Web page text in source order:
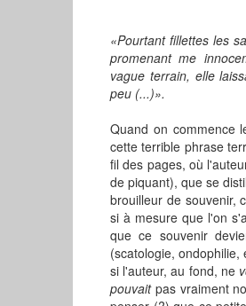
«Pourtant fillettes les
promenant me
vague terrain, elle
peu (...)».
Quand on commence
cette terrible phrase
fil des pages, où
de piquant), que se
brouilleur de souvenir,
si à mesure que l'on
que ce souvenir
(scatologie,
si l'auteur, au fond, ne
pouvaitpas vraiment